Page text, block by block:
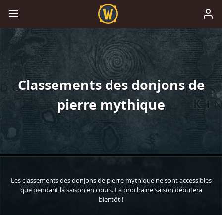
Classements des donjons de
pierre mythique
Les classements des donjons de pierre mythique ne sont accessibles
que pendant la saison en cours. La prochaine saison débutera
bientôt !